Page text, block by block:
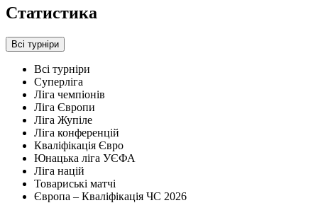
Статистика
Всі турніри
Всі турніри
Суперліга
Ліга чемпіонів
Ліга Європи
Ліга Жупіле
Ліга конференцій
Кваліфікація Євро
Юнацька ліга УЄФА
Ліга націй
Товариські матчі
Європа – Кваліфікація ЧС 2026